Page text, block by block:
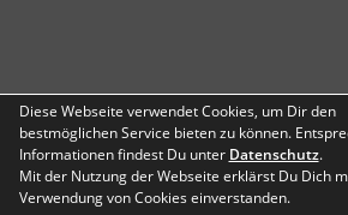
Diese Webseite verwendet Cookies, um Dir den
bestmöglichen Service bieten zu können.
Informationen findest Du unter Datenschutz.
Mit der Nutzung der Webseite erklärst Du Dich
Verwendung von Cookies einverstanden.